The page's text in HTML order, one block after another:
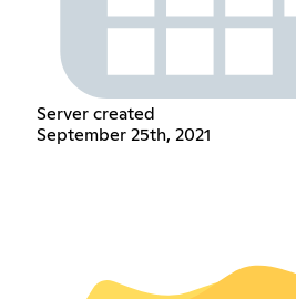
Server created
September 25th, 2021